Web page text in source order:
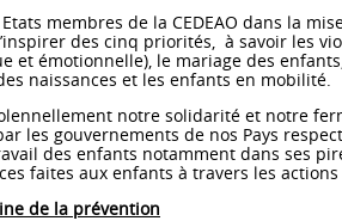
membres de la CEDEAO dans la
des cinq priorités, à savoir les
et émotionnelle), le mariage des
naissances et les enfants en mobilité.
notre solidarité et notre
les gouvernements de nos Pays
des enfants notamment dans ses
faites aux enfants à travers les
de la prévention